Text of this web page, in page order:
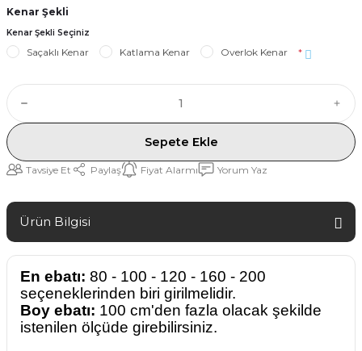
Kenar Şekli
Kenar Şekli Seçiniz
Saçaklı Kenar Katlama Kenar Overlok Kenar *
Sepete Ekle
Tavsiye Et Paylaş Fiyat Alarmı Yorum Yaz
Ürün Bilgisi
En ebatı: 80 - 100 - 120 - 160 - 200
seçeneklerinden biri girilmelidir.
Boy ebatı: 100 cm'den fazla olacak şekilde
istenilen ölçüde girebilirsiniz.